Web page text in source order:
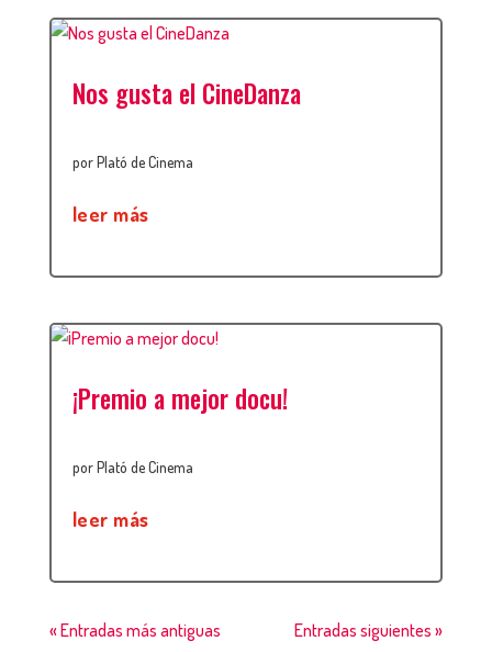
verlas. Pues bien, más allá de revisionados, os
agrupadas por temáticas, para seguir ampliando
vuestra interminable […]
Nos gusta el CineDanza
porPlató de Cinema
leer más
¡Premio a mejor docu!
porPlató de Cinema
leer más
« Entradas más antiguas Entradas siguientes »